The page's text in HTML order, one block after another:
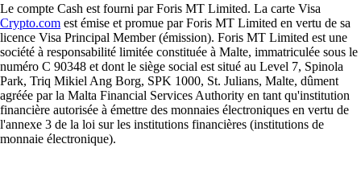
Le compte Cash est fourni par Foris MT Limited. La carte Visa
Crypto.com est émise et promue par Foris MT Limited en vertu de sa
licence Visa Principal Member (émission). Foris MT Limited est une
société à responsabilité limitée constituée à Malte, immatriculée sous le
numéro C 90348 et dont le siège social est situé au Level 7, Spinola
Park, Triq Mikiel Ang Borg, SPK 1000, St. Julians, Malte, dûment
agréée par la Malta Financial Services Authority en tant qu'institution
financière autorisée à émettre des monnaies électroniques en vertu de
l'annexe 3 de la loi sur les institutions financières (institutions de
monnaie électronique).